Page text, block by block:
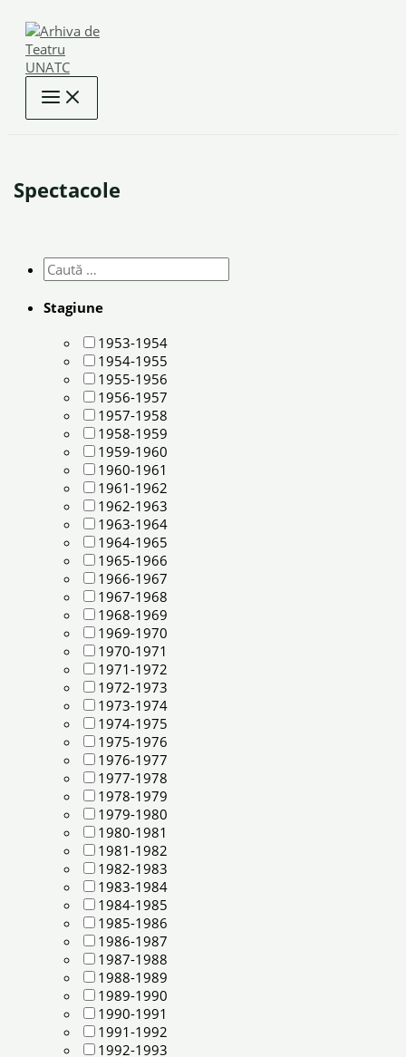
content
Spectacole
Stagiune
1953-1954
1954-1955
1955-1956
1956-1957
1957-1958
1958-1959
1959-1960
1960-1961
1961-1962
1962-1963
1963-1964
1964-1965
1965-1966
1966-1967
1967-1968
1968-1969
1969-1970
1970-1971
1971-1972
1972-1973
1973-1974
1974-1975
1975-1976
1976-1977
1977-1978
1978-1979
1979-1980
1980-1981
1981-1982
1982-1983
1983-1984
1984-1985
1985-1986
1986-1987
1987-1988
1988-1989
1989-1990
1990-1991
1991-1992
1992-1993